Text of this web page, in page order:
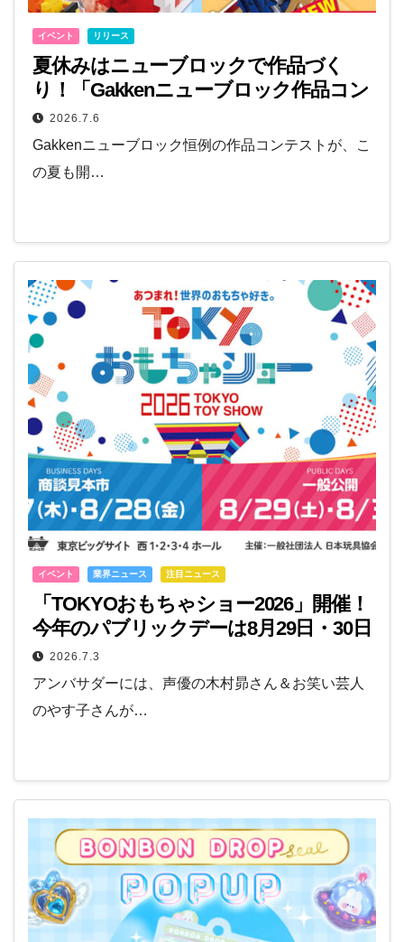
イベント リリース
夏休みはニューブロックで作品づく
り！「Gakkenニューブロック作品コン
テスト2026夏」開催中
2026.7.6
Gakkenニューブロック恒例の作品コンテストが、こ
の夏も開…
イベント 業界ニュース 注目ニュース
「TOKYOおもちゃショー2026」開催！
今年のパブリックデーは8月29日・30日
2026.7.3
アンバサダーには、声優の木村昴さん＆お笑い芸人
のやす子さんが…